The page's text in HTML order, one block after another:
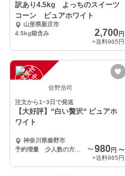
訳あり4.5kg よっちのスイーツ
コーン ピュアホワイト
山形県新庄市
4.5kg箱含み
2,700円
+送料965円
注
文
受
付
停
止
中 佐野浩司
注文から1~3日で発送
【大好評】“白い贅沢“ ピュアホ
ワイト
神奈川県秦野市
〜 980円 〜
+送料965円